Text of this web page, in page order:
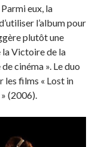
eux, la
l’album pour
plutôt une
Victoire de la
cinéma ». Le duo
les films « Lost in
(2006).